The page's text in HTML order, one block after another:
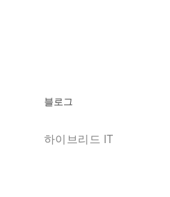
블로그
하이브리드 IT